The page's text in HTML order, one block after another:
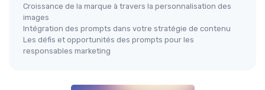
Croissance de la marque à travers la personnalisation des
images
Intégration des prompts dans votre stratégie de contenu
Les défis et opportunités des prompts pour les
responsables marketing